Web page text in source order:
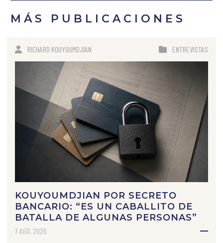
MÁS PUBLICACIONES
RICHARD KOUYOUMDJIAN ENTREVISTAS
KOUYOUMDJIAN POR SECRETO
BANCARIO: “ES UN CABALLITO DE
BATALLA DE ALGUNAS PERSONAS”
7 AGO, 2026